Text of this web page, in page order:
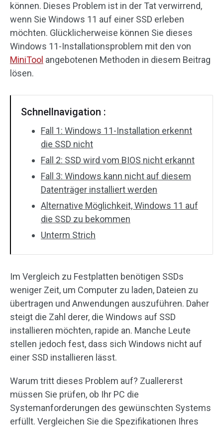
können. Dieses Problem ist in der Tat verwirrend,
wenn Sie Windows 11 auf einer SSD erleben
möchten. Glücklicherweise können Sie dieses
Windows 11-Installationsproblem mit den von
MiniTool angebotenen Methoden in diesem Beitrag
lösen.
Schnellnavigation :
Fall 1: Windows 11-Installation erkennt
die SSD nicht
Fall 2: SSD wird vom BIOS nicht erkannt
Fall 3: Windows kann nicht auf diesem
Datenträger installiert werden
Alternative Möglichkeit, Windows 11 auf
die SSD zu bekommen
Unterm Strich
Im Vergleich zu Festplatten benötigen SSDs
weniger Zeit, um Computer zu laden, Dateien zu
übertragen und Anwendungen auszuführen. Daher
steigt die Zahl derer, die Windows auf SSD
installieren möchten, rapide an. Manche Leute
stellen jedoch fest, dass sich Windows nicht auf
einer SSD installieren lässt.
Warum tritt dieses Problem auf? Zuallererst
müssen Sie prüfen, ob Ihr PC die
Systemanforderungen des gewünschten Systems
erfüllt. Vergleichen Sie die Spezifikationen Ihres